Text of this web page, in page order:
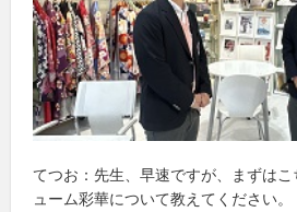
てつお：先生、早速ですが、まずは
ューム彩華について教えてください。